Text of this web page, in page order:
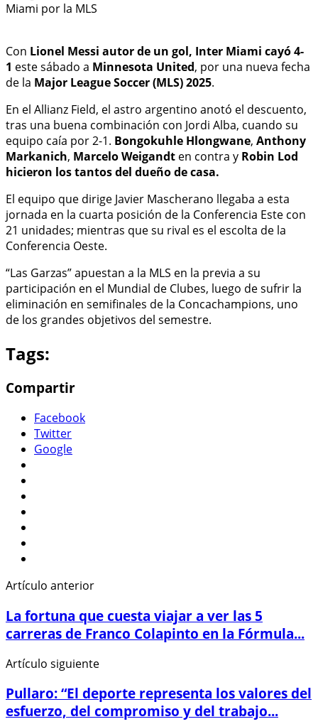
Con Lionel Messi autor de un gol, Inter Miami cayó 4-
1 este sábado a Minnesota United, por una nueva fecha
de la Major League Soccer (MLS) 2025.
En el Allianz Field, el astro argentino anotó el descuento,
tras una buena combinación con Jordi Alba, cuando su
equipo caía por 2-1. Bongokuhle Hlongwane, Anthony
Markanich, Marcelo Weigandt en contra y Robin Lod
hicieron los tantos del dueño de casa.
El equipo que dirige Javier Mascherano llegaba a esta
jornada en la cuarta posición de la Conferencia Este con
21 unidades; mientras que su rival es el escolta de la
Conferencia Oeste.
“Las Garzas” apuestan a la MLS en la previa a su
participación en el Mundial de Clubes, luego de sufrir la
eliminación en semifinales de la Concachampions, uno
de los grandes objetivos del semestre.
Tags:
Compartir
Facebook
Twitter
Google
Artículo anterior
La fortuna que cuesta viajar a ver las 5
carreras de Franco Colapinto en la Fórmula...
Artículo siguiente
Pullaro: “El deporte representa los valores del
esfuerzo, del compromiso y del trabajo...